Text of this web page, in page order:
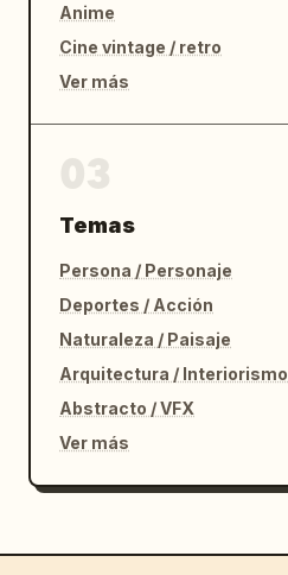
Anime
Cine vintage / retro
Ver más
Temas
Persona / Personaje
Deportes / Acción
Naturaleza / Paisaje
Arquitectura / Interiorismo
Abstracto / VFX
Ver más